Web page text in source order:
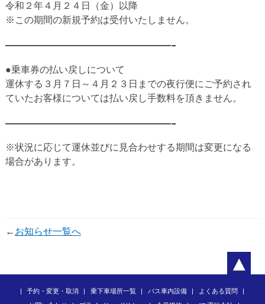
令和２年４月２４日（金）以降
※この期間の新規予約は受付いたしません。
——————————-
●乗車券の払い戻しについて
運休する３月７日～４月２３日までの夜行便にご予約され
ていたお客様については払い戻し手数料を頂きません。
——————————-
※状況に応じて運休並びに見合わせする期間は変更になる
場合があります。
← お知らせ一覧へ
予約・変更・取消 乗下車場所一覧 バス車内設備
よくある質問